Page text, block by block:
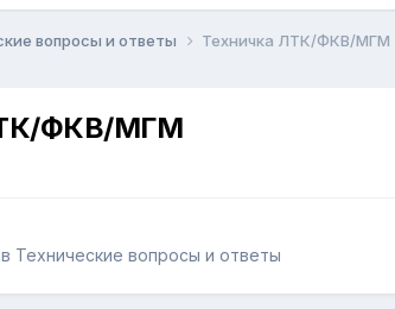
вопросы и ответы Техничка ЛТК/ФКВ/МГМ
ФКВ/МГМ
в Технические вопросы и ответы